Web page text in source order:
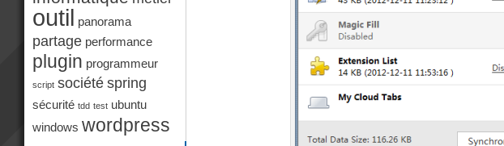
outil panorama
partage performance
plugin programmeur
script société spring
sécurité tdd test ubuntu
windows wordpress